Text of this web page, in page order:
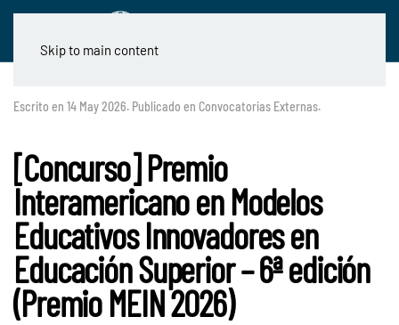
Skip to main content
Escrito en 14 May 2026. Publicado en Convocatorias Externas.
[Concurso] Premio
Interamericano en Modelos
Educativos Innovadores en
Educación Superior – 6ª edición
(Premio MEIN 2026)